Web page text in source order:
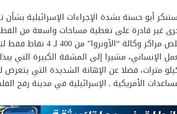
أبو حسنة بشدة الإجراءات الإسرائيلية
غير قادرة على تغطية مساحات واسعة من
تقلص مراكز وكالة
الإنساني، مشيرا إلى المشقة الكبيرة التي
مترات، فضلا عن الإهانة الشديدة التي
الأمريكية ـ الإسرائيلية في مدينة رفح